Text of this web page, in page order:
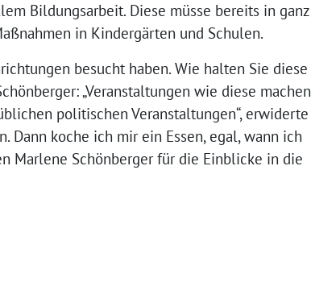
Bildungsarbeit. Diese müsse bereits in ganz
in Kindergärten und Schulen.
besucht haben. Wie halten Sie diese
„Veranstaltungen wie diese machen
politischen Veranstaltungen“, erwiderte
Dann koche ich mir ein Essen, egal, wann ich
Marlene Schönberger für die Einblicke in die